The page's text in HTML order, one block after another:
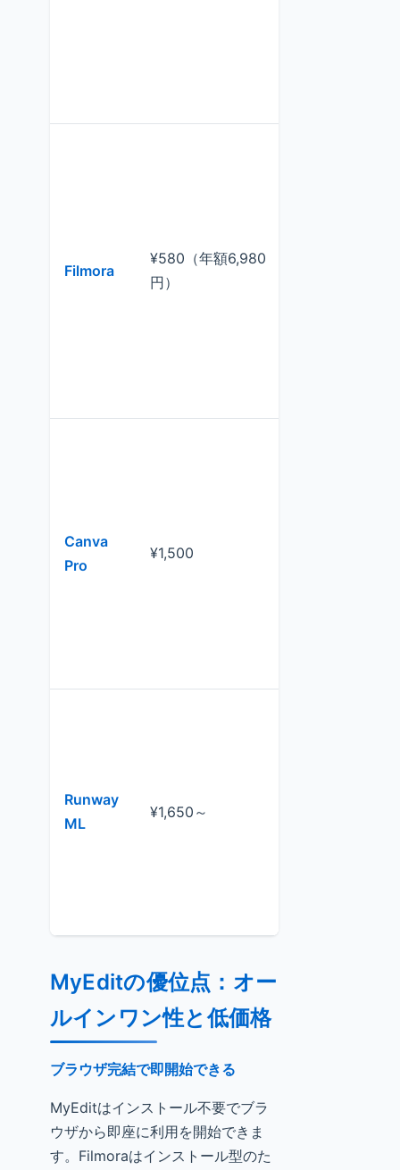
Filmora
¥580（年額6,980
円）
Canva
Pro
¥1,500
Runway
ML
¥1,650～
MyEditの優位点：オー
ルインワン性と低価格
ブラウザ完結で即開始できる
MyEditはインストール不要でブラ
ウザから即座に利用を開始できま
す。Filmoraはインストール型のた